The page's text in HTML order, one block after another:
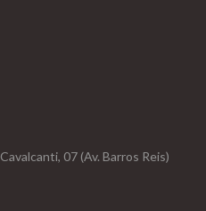
07 (Av. Barros Reis)